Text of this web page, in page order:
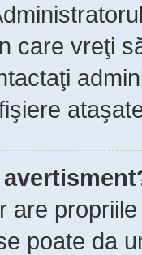
care vreţi
are
poate da